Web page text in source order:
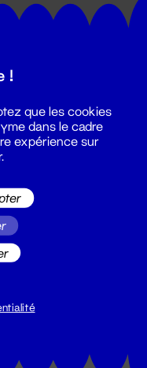
du
!
que les cookies
dans le cadre
expérience sur